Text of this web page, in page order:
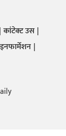
कांटेक्ट उस